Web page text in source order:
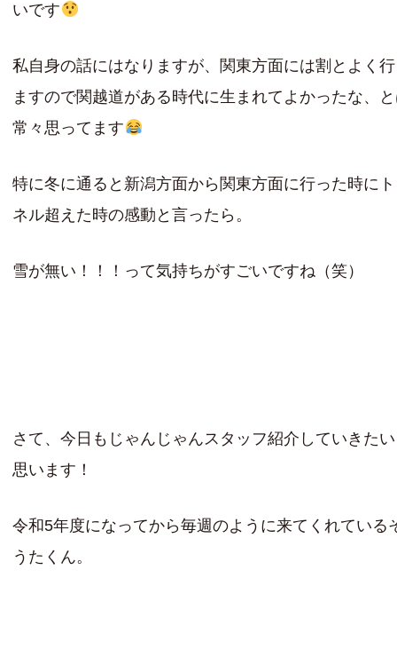
いです
私自身の話にはなりますが、関東方面には割とよく
ますので関越道がある時代に生まれてよかったな、
常々思ってます
特に冬に通ると新潟方面から関東方面に行った時に
ネル超えた時の感動と言ったら。
雪が無い！！！って気持ちがすごいですね（笑）
さて、今日もじゃんじゃんスタッフ紹介していきた
思います！
令和5年度になってから毎週のように来てくれている
うたくん。